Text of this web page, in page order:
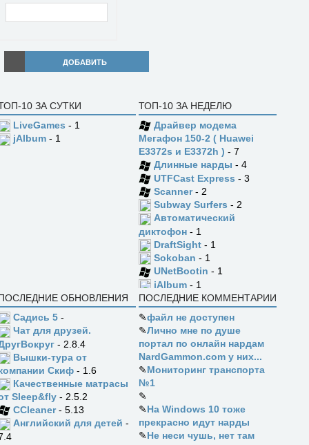
ДОБАВИТЬ
10 ЗА СУТКИ
LiveGames - 1
jAlbum - 1
ТОП-10 ЗА НЕДЕЛЮ
Драйвер модема
Мегафон 150-2 ( Huawei
E3372s и E3372h ) - 7
Длинные нарды - 4
UTFCast Express - 3
Scanner- 2
Subway Surfers - 2
Автоматический
диктофон - 1
DraftSight - 1
Sokoban - 1
UNetBootin - 1
jAlbum - 1
ОБНОВЛЕНИЯ
Садись 5 -
Чат для друзей.
- 2.8.4
Вышки-тура от
Скиф - 1.6
Качественные матрасы
Sleep&fly - 2.5.2
CCleaner- 5.13
Английский для детей -
ПОСЛЕДНИЕ КОММЕНТАРИИ
✎файл не доступен
✎Лично мне по душе
портал по онлайн нардам
NardGammon.com у них...
✎Мониторинг транспорта
№1
✎
✎На Windows 10 тоже
прекрасно идут нарды
✎Не неси чушь, нет там